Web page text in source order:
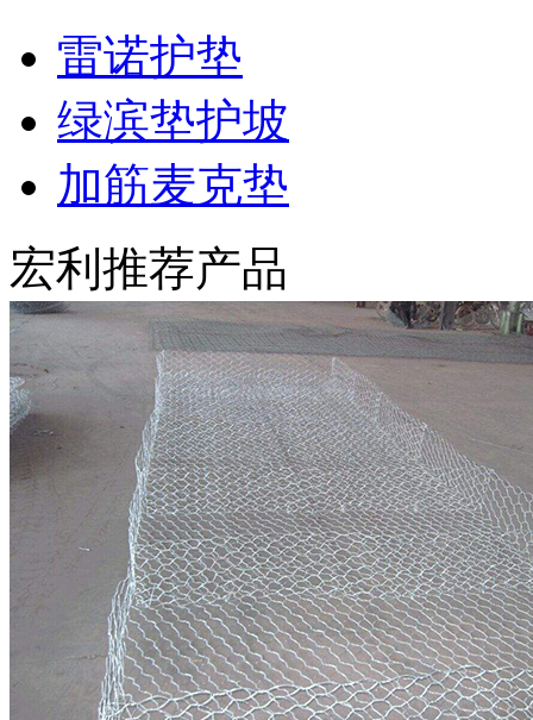
雷诺护垫
绿滨垫护坡
加筋麦克垫
宏利推荐产品